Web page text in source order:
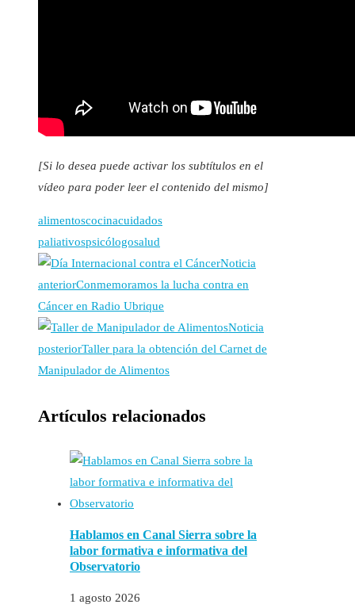
[Si lo desea puede activar los subtítulos en el
vídeo para poder leer el contenido del mismo]
alimentoscocinacuidados
paliativospsicólogosalud
Noticia
anteriorConmemoramos la lucha contra en
Cáncer en Radio Ubrique
Noticia
posteriorTaller para la obtención del Carnet de
Manipulador de Alimentos
Artículos relacionados
Hablamos en Canal Sierra sobre la
labor formativa e informativa del
Observatorio
1 agosto 2026